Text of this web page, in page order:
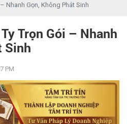
Nhanh Gọn, Không Phát Sinh
Trọn Gói – Nhanh
Sinh
PM